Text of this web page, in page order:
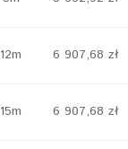
12m 6 907,68 zł
15m 6 907,68 zł